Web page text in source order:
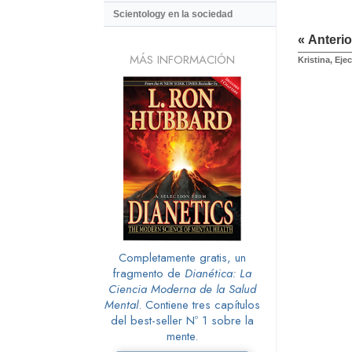
«
Kristina,
Scientology en la sociedad
MÁS INFORMACIÓN
Completamente gratis, un
fragmento de Dianética: La
Ciencia Moderna de la Salud
Mental. Contiene tres capítulos
del best-seller Nº 1 sobre la
mente.